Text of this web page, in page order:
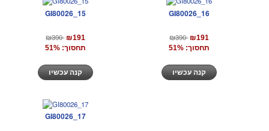
GI80026_15
₪390 ₪191
תחסוך: 51%
GI80026_16
₪390 ₪191
תחסוך: 51%
GI80026_17